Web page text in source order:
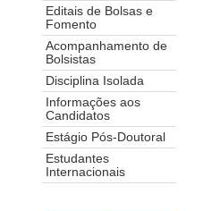
Editais de Bolsas e
Fomento
Acompanhamento de
Bolsistas
Disciplina Isolada
Informações aos
Candidatos
Estágio Pós-Doutoral
Estudantes
Internacionais